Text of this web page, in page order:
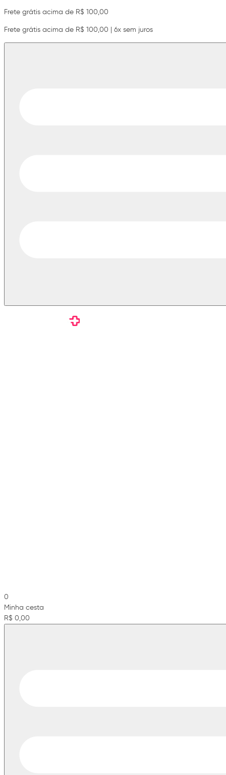
Frete grátis acima de R$ 100,00
Frete grátis acima de R$ 100,00 | 6x sem juros
0
Minha cesta
R$ 0,00